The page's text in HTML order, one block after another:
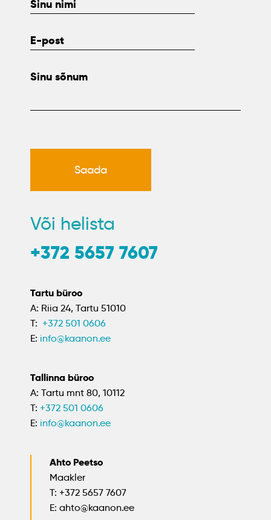
Või helista
+372 5657 7607
Tartu büroo
A: Riia 24, Tartu 51010
T: +372 501 0606
E: info@kaanon.ee
Tallinna büroo
A: Tartu mnt 80, 10112
T: +372 501 0606
E: info@kaanon.ee
Ahto Peetso
Maakler
T: +372 5657 7607
E: ahto@kaanon.ee